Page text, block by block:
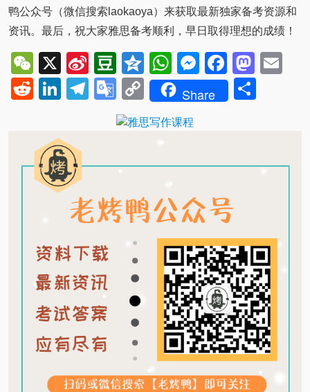
鸭公众号（微信搜索laokaoya）来获取最新独家备考资源和
资讯。最后，祝大家雅思备考顺利，早日取得理想的成绩！
WeChat
X
Sina
Weibo
Douban
QzoneWhatsApp
Messenger
RedditLinkedIn
Telegram
Google
Translate
Copy
Link
Share